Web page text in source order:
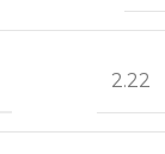
2.22